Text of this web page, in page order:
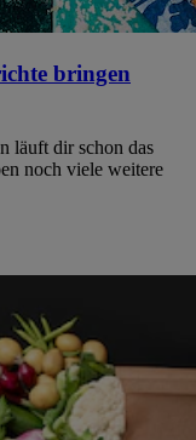
bringen
läuft dir schon das
noch viele weitere